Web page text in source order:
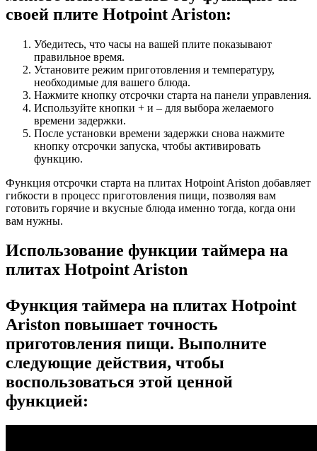
своей плите Hotpoint Ariston:
Убедитесь, что часы на вашей плите показывают
правильное время.
Установите режим приготовления и температуру,
необходимые для вашего блюда.
Нажмите кнопку отсрочки старта на панели управления.
Используйте кнопки + и – для выбора желаемого
времени задержки.
После установки времени задержки снова нажмите
кнопку отсрочки запуска, чтобы активировать
функцию.
Функция отсрочки старта на плитах Hotpoint Ariston добавляет
гибкости в процесс приготовления пищи, позволяя вам
готовить горячие и вкусные блюда именно тогда, когда они
вам нужны.
Использование функции таймера на
плитах Hotpoint Ariston
Функция таймера на плитах Hotpoint
Ariston повышает точность
приготовления пищи. Выполните
следующие действия, чтобы
воспользоваться этой ценной
функцией: